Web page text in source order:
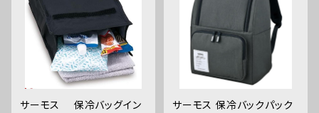
サーモス 保冷バッグイン
サーモス 保冷バックパック